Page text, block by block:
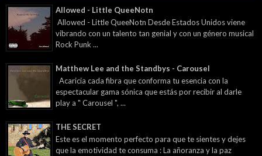
Allowed - Little QueeNotn
Allowed - Little QueeNotn Desde Estados Unidos viene
vibrando con un talento tan genial y con un género musical
Rock Punk ...
Matthew Lee and the Standbys - Carousel
Acaricia cada fibra que conforma tu esencia con la
espectacular gama sónica que estás por recibir al darle
play a " Carousel ", ...
THE SECRET
Este es el momento perfecto para que te sientes y dejes
que la emotividad te consuma : La añoranza y la paz